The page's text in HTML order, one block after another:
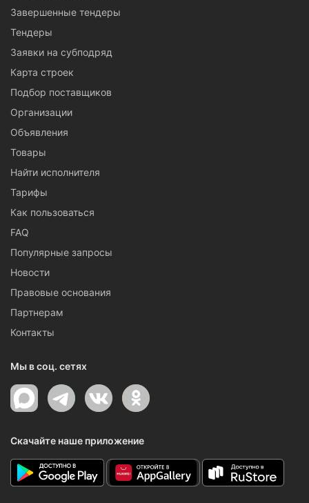
Завершенные тендеры
Тендеры
Заявки на субподряд
Карта строек
Подбор поставщиков
Организации
Объявления
Товары
Найти исполнителя
Тарифы
Как пользоваться
FAQ
Популярные запросы
Новости
Правовые основания
Партнерам
Контакты
Мы в соц. сетях
Скачайте наше приложение